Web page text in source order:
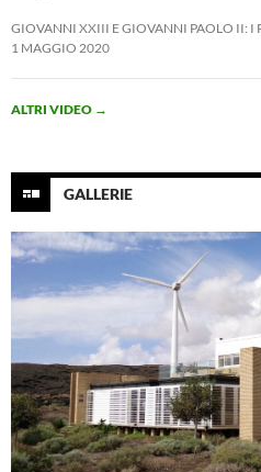
GIOVANNI XXIII E GIOVANNI PAOLO II: I
1 MAGGIO 2020
ALTRI VIDEO →
GALLERIE